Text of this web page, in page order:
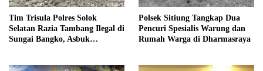
Tim Trisula Polres Solok
Selatan Razia Tambang Ilegal di
Sungai Bangko, Asbuk
Polsek Sitiung Tangkap Dua
Pencuri Spesialis Warung dan
Rumah Warga di Dharmasraya